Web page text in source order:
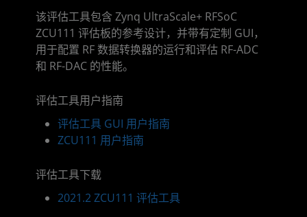
该评估工具包含 Zynq UltraScale+ RFSoC
ZCU111 评估板的参考设计，并带有定制 GUI，
用于配置 RF 数据转换器的运行和评估 RF-ADC
和 RF-DAC 的性能。
评估工具用户指南
评估工具 GUI 用户指南
ZCU111 用户指南
评估工具下载
2021.2 ZCU111 评估工具